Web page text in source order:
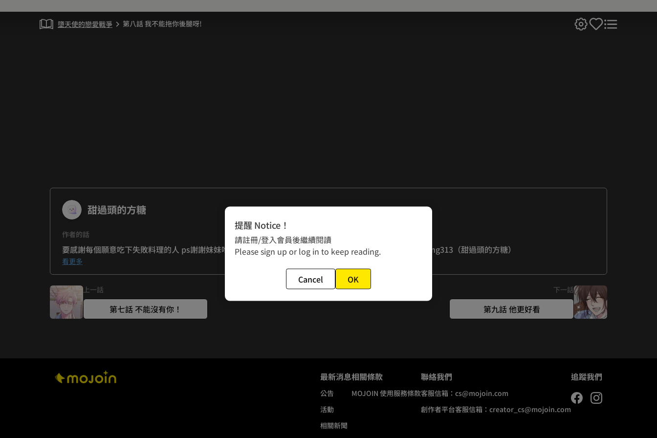
墮天使的戀愛戰爭 chevron_right 第八話 我不能拖你後腿呀!
甜過頭的方糖
作者的話
看更多
上一話
第七話 不能沒有你！
下一話
第九話 他更好看
最新消息
公告
活動
相關新聞
相關條款
MOJOIN 使用服務條款
聯絡我們
客服信箱： cs@mojoin.com
創作者平台客服信箱： creator_cs@mojoin.com
追蹤我們
提醒 Notice！
請註冊/登入會員後繼續閱讀
Please sign up or log in to keep reading.
Cancel OK